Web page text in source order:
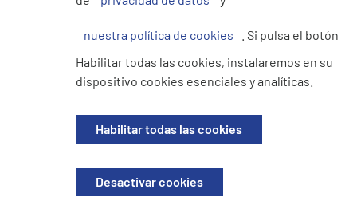
Cookie Policy
Sitio del inversor
© 2026 Euronet Epay Mexico . Todos los derechos reservados. Registrada
en Mexico. Con RFC EEM160411LV3 . Domicilio fiscal: EURONET EPAY
nuestra política de cookies
. Si pulsa el botón
Habilitar todas las cookies, instalaremos en su
dispositivo cookies esenciales y analíticas.
Habilitar todas las cookies
Desactivar cookies